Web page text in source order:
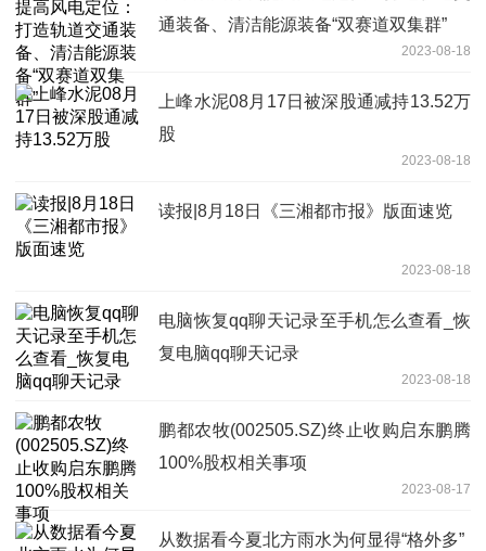
通装备、清洁能源装备“双赛道双集群”
2023-08-18
上峰水泥08月17日被深股通减持13.52万
股
2023-08-18
读报|8月18日《三湘都市报》版面速览
2023-08-18
电脑恢复qq聊天记录至手机怎么查看_恢
复电脑qq聊天记录
2023-08-18
鹏都农牧(002505.SZ)终止收购启东鹏腾
100%股权相关事项
2023-08-17
从数据看今夏北方雨水为何显得“格外多”